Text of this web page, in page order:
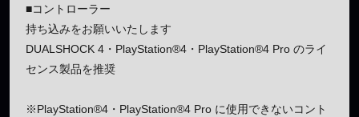
■コントローラー
持ち込みをお願いいたします
DUALSHOCK 4・PlayStation®4・PlayStation®4 Pro のライ
センス製品を推奨
※PlayStation®4・PlayStation®4 Pro に使用できないコント